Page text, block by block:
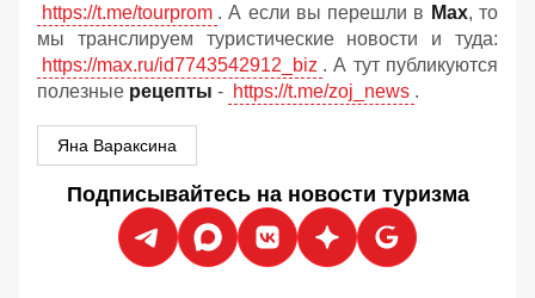
https://t.me/tourprom . А если вы перешли в Мах, то
мы транслируем туристические новости и туда:
https://max.ru/id7743542912_biz . А тут публикуются
полезные рецепты - https://t.me/zoj_news .
Яна Вараксина
Подписывайтесь на новости туризма